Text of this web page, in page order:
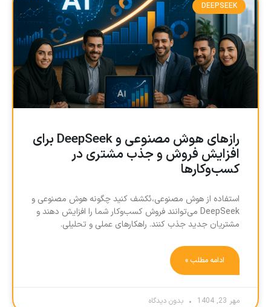
DEEPSEEK
رازهای هوش مصنوعی و DeepSeek برای
افزایش فروش و جذب مشتری در
کسب‌وکارها
استفاده از هوش مصنوعی،ئکشف کنید چگونه هوش مصنوعی و
DeepSeek می‌توانند فروش کسب‌وکار شما را افزایش دهند و
مشتریان جدید جذب کنند. راهکارهای عملی و تحلیلی.
ادامه مطلب »
مهر 23, 1404 بدون دیدگاه